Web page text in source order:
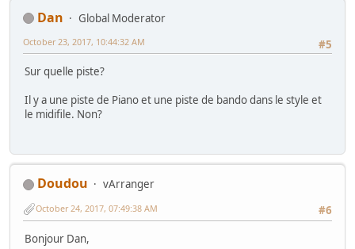
Dan
Global Moderator
#5
October 23, 2017, 10:44:32 AM
Sur quelle piste?
Il y a une piste de Piano et une piste de bando dans le style et
le midifile. Non?
Doudou
vArranger
#6
October 24, 2017, 07:49:38 AM
Bonjour Dan,